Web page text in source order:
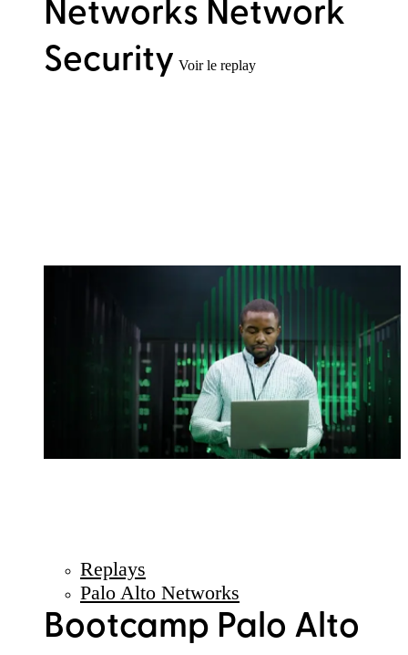
Networks Network
Security Voir le replay
Replays
Palo Alto Networks
Bootcamp Palo Alto